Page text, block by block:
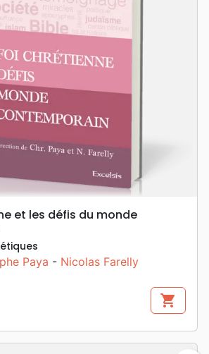
et les défis du monde
Paya - Nicolas Farelly
shopping_cart